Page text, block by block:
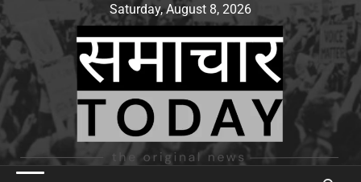
Skip
to
content
Saturday, August 8, 2026